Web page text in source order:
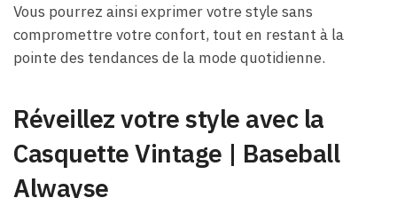
Vous pourrez ainsi exprimer votre style sans
compromettre votre confort, tout en restant à la
pointe des tendances de la mode quotidienne.
Réveillez votre style avec la
Casquette Vintage​ | Baseball
Alwayse